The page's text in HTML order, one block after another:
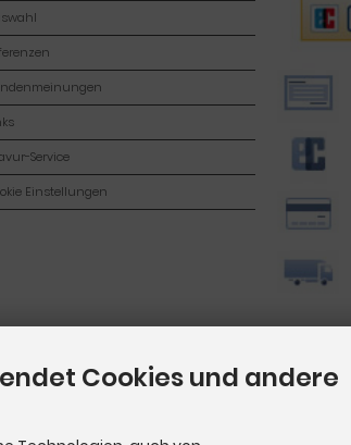
Service
Einstellungen
Cookies und andere